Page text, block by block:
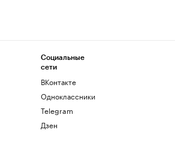
Социальные
сети
ВКонтакте
Одноклассники
Telegram
Дзен